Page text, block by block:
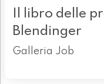
Il libro delle
Blendinger
Galleria Job